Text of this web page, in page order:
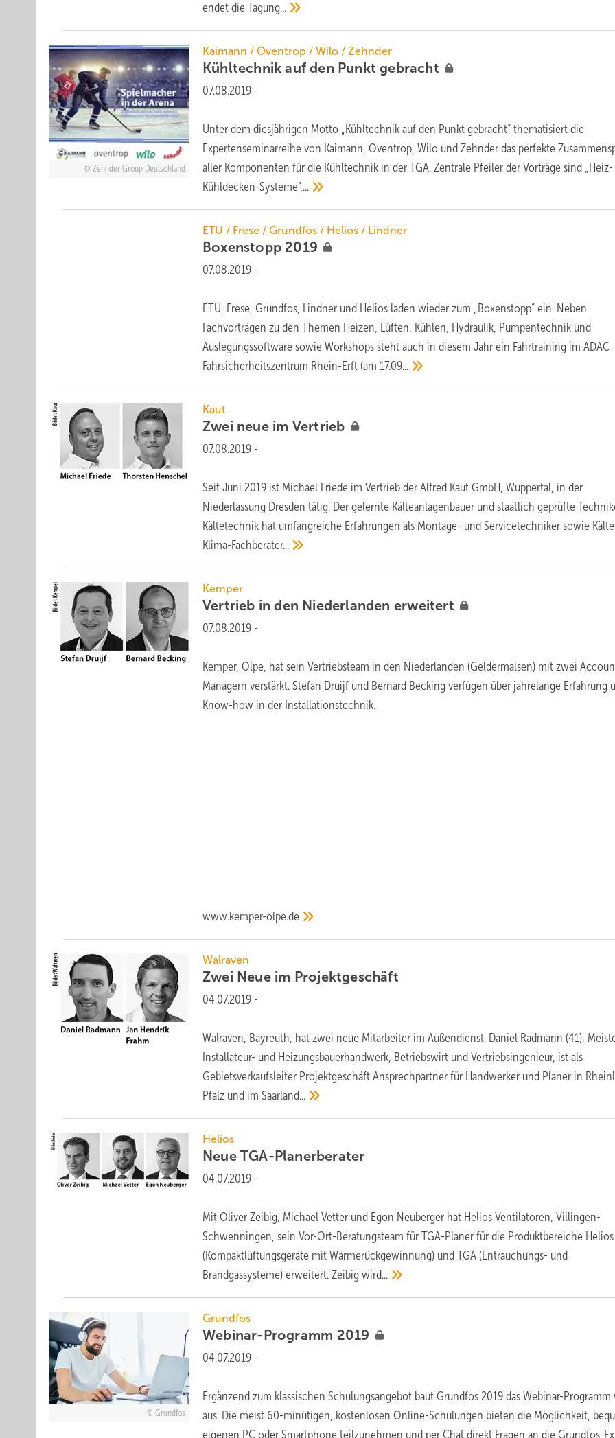
endet dieTagung...
Zehnder Group Deutschland
Kaimann / Oventrop / Wilo / Zehnder
Kühltechnik auf den Punktgebracht
07.08.2019 -
Unter dem diesjährigen Motto „Kühltechnik auf den Punkt gebracht“ thematisiert die
Expertenseminarreihe von Kaimann, Oventrop, Wilo und Zehnder das perfekte
aller Komponenten für die Kühltechnik in der TGA. Zentrale Pfeiler der Vorträge sind „Heiz-
Kühldecken-Systeme“,...
ETU / Frese / Grundfos / Helios / Lindner
Boxenstopp 2019
07.08.2019 -
ETU, Frese, Grundfos, Lindner und Helios laden wieder zum „Boxenstopp” ein. Neben
Fachvorträgen zu den Themen Heizen, Lüften, Kühlen, Hydraulik, Pumpentechnik und
Auslegungssoftware sowie Workshops steht auch in diesem Jahr ein Fahrtraining im ADAC-
Fahrsicherheitszentrum Rhein-Erft (am17.09...
Kaut
Zwei neue im Vertrieb
07.08.2019 -
Seit Juni 2019 ist Michael Friede im Vertrieb der Alfred Kaut GmbH, Wuppertal, in der
Niederlassung Dresden tätig. Der gelernte Kälteanlagenbauer und staatlich geprüfte
Kältetechnik hat umfangreiche Erfahrungen als Montage- und Servicetechniker sowie
Klima-Fachberater...
Kemper
Vertrieb in den Niederlanden erweitert
07.08.2019 -
Kemper, Olpe, hat sein Vertriebsteam in den Niederlanden (Geldermalsen) mit zwei
Managern verstärkt. Stefan Druijf und Bernard Becking verfügen über jahrelange Erfahrung
Know-how in der Installationstechnik.
www.kemper-olpe.de
Walraven
Zwei Neue im Projektgeschäft
04.07.2019 -
Walraven, Bayreuth, hat zwei neue Mitarbeiter im Außendienst. Daniel Radmann (41),
Installateur- und Heizungsbauerhandwerk, Betriebswirt und Vertriebsingenieur, ist als
Gebietsverkaufsleiter Projektgeschäft Ansprechpartner für Handwerker und Planer in
Pfalz und imSaarland...
Helios
NeueTGA-Planerberater
04.07.2019 -
Mit Oliver Zeibig, Michael Vetter und Egon Neuberger hat Helios Ventilatoren, Villingen-
Schwenningen, sein Vor-Ort-Beratungsteam für TGA-Planer für die Produktbereiche Helios
(Kompaktlüftungsgeräte mit Wärmerückgewinnung) und TGA (Entrauchungs- und
Brandgassysteme) erweitert. Zeibigwird...
Grundfos
Grundfos
Webinar-Programm 2019
04.07.2019 -
Ergänzend zum klassischen Schulungsangebot baut Grundfos 2019 das Webinar-
aus. Die meist 60-minütigen, kostenlosen Online-Schulungen bieten die Möglichkeit,
eigenen PC oder Smartphone teilzunehmen und per Chat direkt Fragen an die Grundfos-